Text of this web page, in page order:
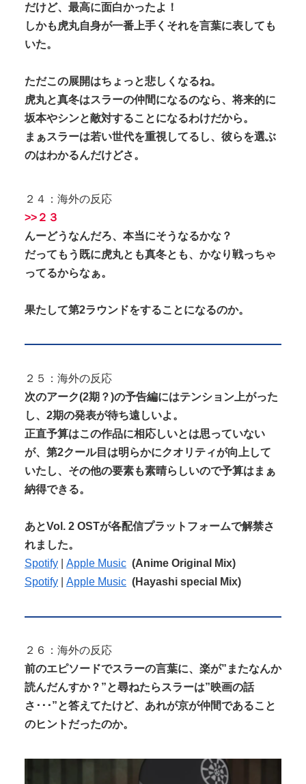
だけど、最高に面白かったよ！
しかも虎丸自身が一番上手くそれを言葉に表しても
いた。
ただこの展開はちょっと悲しくなるね。
虎丸と真冬はスラーの仲間になるのなら、将来的に
坂本やシンと敵対することになるわけだから。
まぁスラーは若い世代を重視してるし、彼らを選ぶ
のはわかるんだけどさ。
２４：海外の反応
>>２３
んーどうなんだろ、本当にそうなるかな？
だってもう既に虎丸とも真冬とも、かなり戦っちゃ
ってるからなぁ。
果たして第2ラウンドをすることになるのか。
２５：海外の反応
次のアーク(2期？)の予告編にはテンション上がった
し、2期の発表が待ち遠しいよ。
正直予算はこの作品に相応しいとは思っていない
が、第2クール目は明らかにクオリティが向上して
いたし、その他の要素も素晴らしいので予算はまぁ
納得できる。
あとVol. 2 OSTが各配信プラットフォームで解禁さ
れました。
Spotify
Apple Music (Anime Original Mix)
Spotify
Apple Music (Hayashi special Mix)
２６：海外の反応
前のエピソードでスラーの言葉に、楽が”またなんか
読んだんすか？”と尋ねたらスラーは”映画の話
さ･･･”と答えてたけど、あれが京が仲間であること
のヒントだったのか。